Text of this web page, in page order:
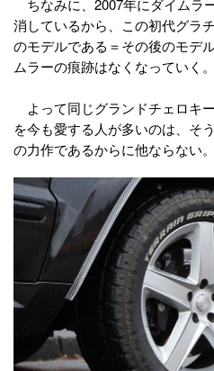
ちなみに、2007年にダイムラ
消しているから、この初代グラ
のモデルである＝その後のモデ
ムラーの痕跡はなくなっていく。
よって同じグランドチェロキ
を今も愛する人が多いのは、そ
の力作であるからに他ならない。